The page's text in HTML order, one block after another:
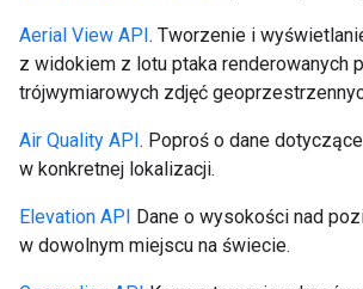
Aerial View API. Tworzenie i
z widokiem z lotu ptaka renderowanych
trójwymiarowych zdjęć
Air Quality API. Poproś o dane
w konkretnej lokalizacji.
Elevation API Dane o wysokości nad
w dowolnym miejscu na świecie.